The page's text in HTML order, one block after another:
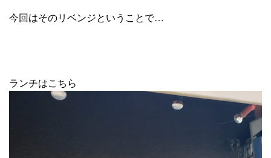
今回はそのリベンジということで…
ランチはこちら